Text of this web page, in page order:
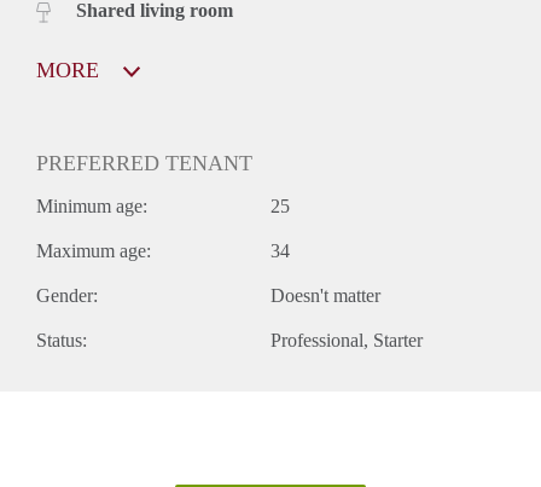
Shared living room
MORE
PREFERRED TENANT
Minimum age: 25
Maximum age: 34
Gender: Doesn't matter
Status: Professional Starter